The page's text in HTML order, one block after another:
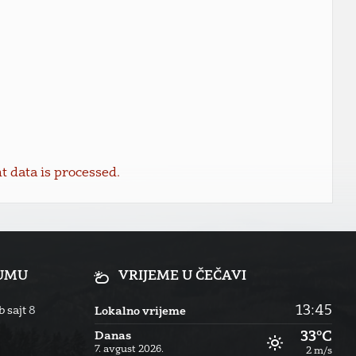
data is processed.
sajt 8
VRIJEME U ČEČAVI
Lokalno vrijeme 13:45
Danas
7. avgust 2026.
33°C
2 m/s